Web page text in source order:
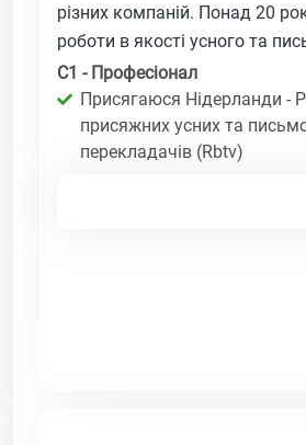
різних компаній. Понад 20
роботи в якості усного та
C1 - Професіонал
Присягаюся Нідерланди -
присяжних усних та
перекладачів (Rbtv)